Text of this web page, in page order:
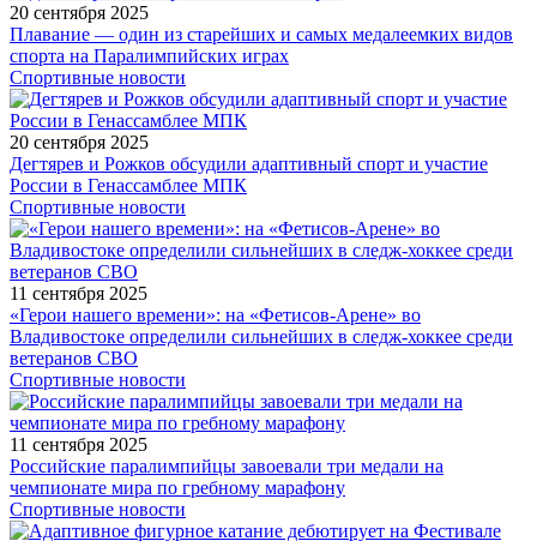
20 сентября 2025
Плавание — один из старейших и самых медалеемких видов
спорта на Паралимпийских играх
Спортивные новости
20 сентября 2025
Дегтярев и Рожков обсудили адаптивный спорт и участие
России в Генассамблее МПК
Спортивные новости
11 сентября 2025
«Герои нашего времени»: на «Фетисов-Арене» во
Владивостоке определили сильнейших в следж-хоккее среди
ветеранов СВО
Спортивные новости
11 сентября 2025
Российские паралимпийцы завоевали три медали на
чемпионате мира по гребному марафону
Спортивные новости